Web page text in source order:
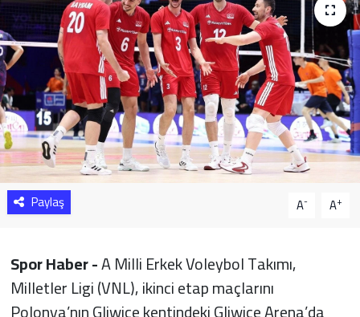
Paylaş A- A+
Spor Haber -A Milli Erkek Voleybol Takımı,
Milletler Ligi (VNL), ikinci etap maçlarını
Yaşam
Sağlık
Yazarlar
Resmi İlan
Resmi Reklam